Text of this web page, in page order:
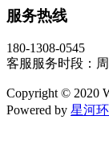
服务热线
180-1308-0545
客服服务时段：
Copyright © 2020
Powered by 星河